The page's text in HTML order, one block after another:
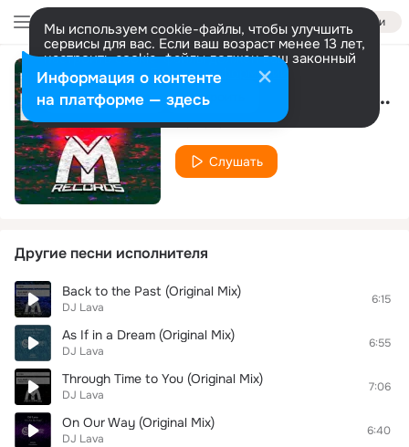
Войти
Мы используем cookie-файлы, чтобы улучшить
сервисы для вас. Если ваш возраст менее 13 лет,
настроить cookie-файлы должен ваш законный
представитель. Больше информации
Разрешить все Настроить The Inevitability (Original Mix)
DJ Lava
Слушать
Другие песни исполнителя
Back to the Past (Original Mix)
DJ Lava
6:15
As If in a Dream (Original Mix)
DJ Lava
6:55
Through Time to You (Original Mix)
DJ Lava
7:06
On Our Way (Original Mix)
DJ Lava
6:40
Информация о контенте
на платформе — здесь